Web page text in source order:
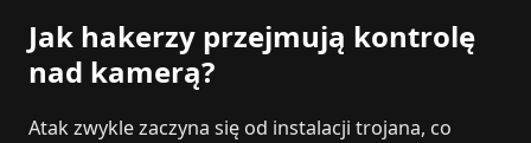
Jak hakerzy przejmują kontrolę
nad kamerą?
Atak zwykle zaczyna się od instalacji trojana, co